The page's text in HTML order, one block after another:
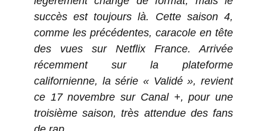
succès est toujours là. Cette saison 4,
comme les précédentes, caracole en tête
des vues sur Netflix France. Arrivée
récemment sur la plateforme
californienne, la série « Validé », revient
ce 17 novembre sur Canal +, pour une
troisième saison, très attendue des fans